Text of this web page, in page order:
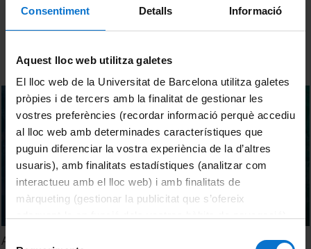
Consentiment Detalls Informació
Aquest lloc web utilitza galetes
El lloc web de la Universitat de Barcelona utilitza galetes
pròpies i de tercers amb la finalitat de gestionar les
vostres preferències (recordar informació perquè accediu
al lloc web amb determinades característiques que
puguin diferenciar la vostra experiència de la d’altres
usuaris), amb finalitats estadístiques (analitzar com
interactueu amb el lloc web) i amb finalitats de
màrqueting (gestionar la publicitat que s’ofereix
Selecció
Ordenar
Acte de Graduació. Graus d'Antropologia Social i Cultural i